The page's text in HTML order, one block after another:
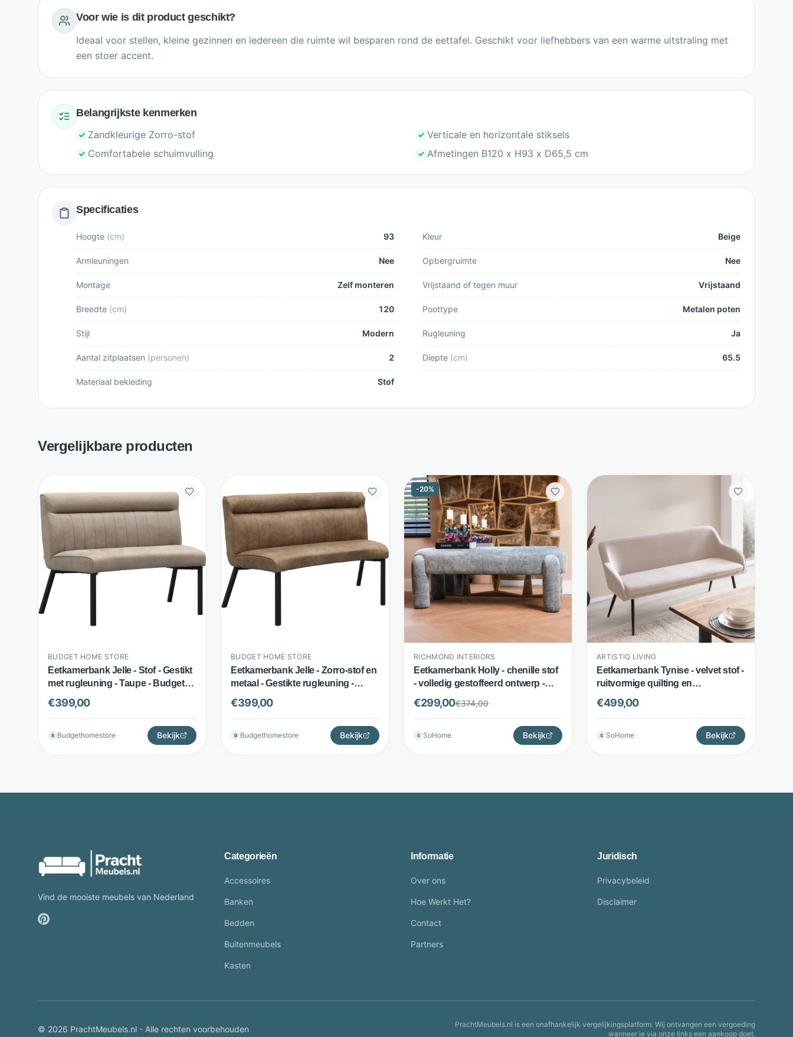
Voor wie is dit product geschikt?
Ideaal voor stellen, kleine gezinnen en iedereen die ruimte wil besparen rond de eettafel. Geschikt voor liefhebbers van een warme uitstraling met
een stoer accent.
Belangrijkste kenmerken
Zandkleurige Zorro-stof
Verticale en horizontale stiksels
Comfortabele schuimvulling
Afmetingen B120 x H93 x D65,5 cm
Specificaties
Hoogte (cm) 93 Kleur Beige
Armleuningen Nee Opbergruimte Nee
Montage Zelf monteren Vrijstaand of tegen muur Vrijstaand
Breedte (cm) 120 Poottype Metalen poten
Stijl Modern Rugleuning Ja
Aantal zitplaatsen (personen) 2 Diepte (cm) 65.5
Materiaal bekleding Stof
Vergelijkbare producten
BUDGET HOME STORE
Eetkamerbank Jelle - Stof - Gestikt
met rugleuning - Taupe - Budget
Home Store
€399,00
B Budgethomestore Bekijk
BUDGET HOME STORE
Eetkamerbank Jelle - Zorro-stof en
metaal - Gestikte rugleuning -
Taupe - Budget Home Store
€399,00
B Budgethomestore Bekijk
-20%
RICHMOND INTERIORS
Eetkamerbank Holly - chenille stof
- volledig gestoffeerd ontwerp -
lichtblauw - Richmond Interiors
€299,00€374,00
S SoHome Bekijk
ARTISTIQ LIVING
Eetkamerbank Tynise - velvet stof -
ruitvormige quilting en
armleuningen - crème - Artistiq
Living
€499,00
S SoHome Bekijk
Vind de mooiste meubels van Nederland
Categorieën
Accessoires
Banken
Bedden
Buitenmeubels
Kasten
Informatie
Over ons
Hoe Werkt Het?
Contact
Partners
Juridisch
Privacybeleid
Disclaimer
© 2026 PrachtMeubels.nl - Alle rechten voorbehouden
PrachtMeubels.nl is een onafhankelijk vergelijkingsplatform. Wij ontvangen een vergoeding
wanneer je via onze links een aankoop doet.